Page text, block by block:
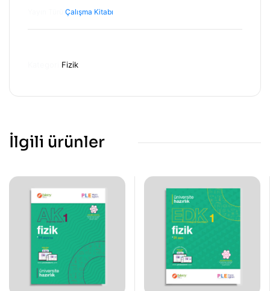
Çalışma Kitabı
Fizik
İlgili ürünler